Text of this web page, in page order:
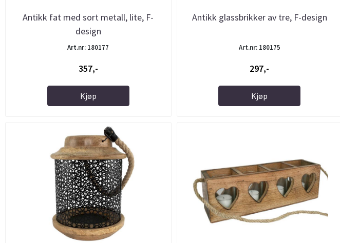
Antikk fat med sort metall, lite, F-
design
Art.nr: 180177
357,-
Kjøp
Antikk glassbrikker av tre, F-design
Art.nr: 180175
297,-
Kjøp